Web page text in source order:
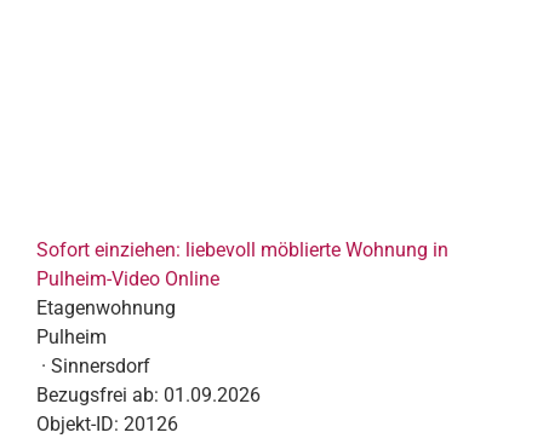
Sofort einziehen: liebevoll möblierte Wohnung in
Pulheim-Video Online
Etagenwohnung
Pulheim
· Sinnersdorf
Bezugsfrei ab: 01.09.2026
Objekt-ID: 20126